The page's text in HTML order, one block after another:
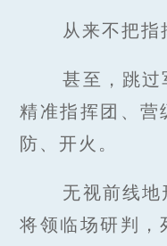
从来不把指
甚至，跳过
精准指挥团、营
防、开火。
无视前线
将领临场研判，